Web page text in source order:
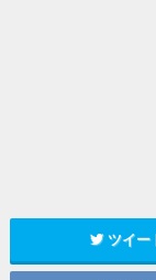
ツイー